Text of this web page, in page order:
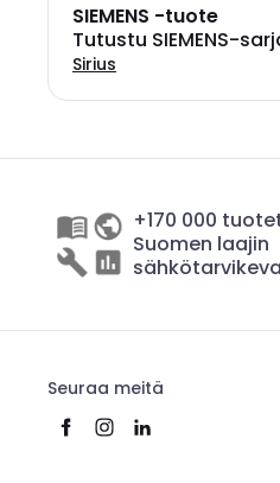
SIEMENS -tuote
Tutustu SIEMENS-
Sirius
+170 000
Suomen laajin
Seuraa meitä